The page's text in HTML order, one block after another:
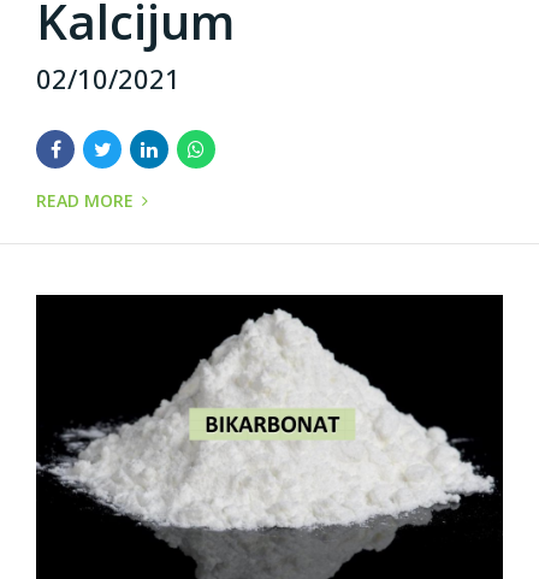
Kalcijum
02/10/2021
READ MORE